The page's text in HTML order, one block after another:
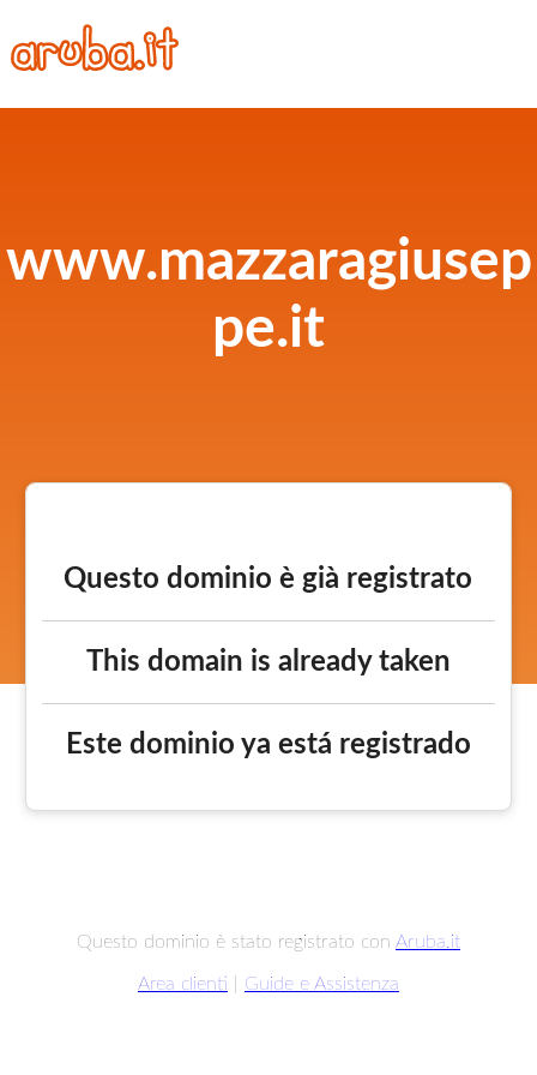
www.mazzaragiusep
pe.it
Questo dominio è già registrato
This domain is already taken
Este dominio ya está registrado
Questo dominio è stato registrato con Aruba.it
Area clienti Guide e Assistenza